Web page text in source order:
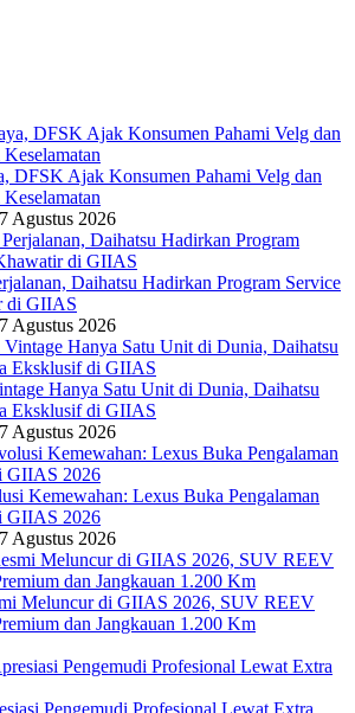
DFSK Ajak Konsumen Pahami Velg dan
7 Agustus 2026
Daihatsu Hadirkan Program Service
di GIIAS
7 Agustus 2026
Hanya Satu Unit di Dunia, Daihatsu
Eksklusif di GIIAS
7 Agustus 2026
Kemewahan: Lexus Buka Pengalaman
GIIAS 2026
7 Agustus 2026
Meluncur di GIIAS 2026, SUV REEV
dan Jangkauan 1.200 Km
Pengemudi Profesional Lewat Extra